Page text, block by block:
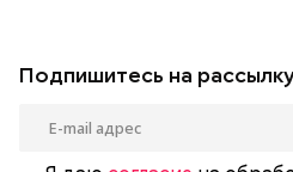
Подпишитесь на